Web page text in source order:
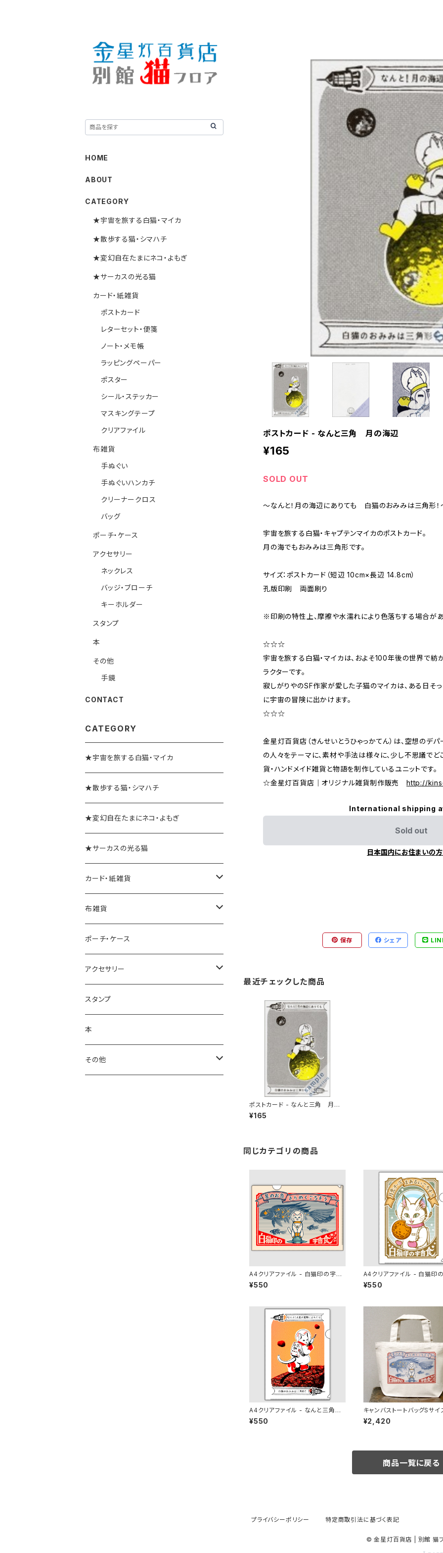
ポストカード - なんと三角 月の海辺
¥165
SOLD OUT
～なんと！月の海辺にありても 白猫のおみみは三角形！
宇宙を旅する白猫・キャプテンマイカのポストカード。
月の海でもおみみは三角形です。
サイズ：ポストカード（短辺 10cm×長辺 14.8cm）
孔版印刷 両面刷り
※印刷の特性上、摩擦や水濡れにより色落ちする場合があ
☆☆☆
宇宙を旅する白猫・マイカは、およそ100年後の世界で
ラクターです。
寂しがりやのSF作家が愛した子猫のマイカは、ある日そ
に宇宙の冒険に出かけます。
☆☆☆
金星灯百貨店（きんせいとうひゃっかてん）は、空想のデ
の人々をテーマに、素材や手法は様々に、少し不思議で
貨・ハンドメイド雑貨と物語を制作しているユニットです。
☆金星灯百貨店｜オリジナル雑貨制作販売 http://
International shipping
Sold out
日本国内にお住まいの
保存 シェア
最近チェックした商品
ポストカード - なんと三角 月の
海辺
¥165
同じカテゴリの商品
A4クリアファイル - 白猫印の宇宙
食 おさかな味
¥550
A4クリアファイル - 白猫印
食 月光味
¥550
A4クリアファイル - なんと三角
火星探検
¥550
キャンバストートバッグSサイ
白猫印の宇宙食 おさかな味
¥2,420
商品一覧に戻る
HOME
ABOUT
CATEGORY
★宇宙を旅する白猫・マイカ
★散歩する猫・シマハチ
★変幻自在たまにネコ・よもぎ
★サーカスの光る猫
カード・紙雑貨
ポストカード
レターセット・便箋
ノート・メモ帳
ラッピングペーパー
ポスター
シール・ステッカー
マスキングテープ
クリアファイル
布雑貨
手ぬぐい
手ぬぐいハンカチ
クリーナークロス
バッグ
ポーチ・ケース
アクセサリー
ネックレス
バッジ・ブローチ
キーホルダー
スタンプ
本
その他
手鏡
CONTACT
CATEGORY
★宇宙を旅する白猫・マイカ
★散歩する猫・シマハチ
★変幻自在たまにネコ・よもぎ
★サーカスの光る猫
カード・紙雑貨
ポストカード
レターセット・便箋
ノート・メモ帳
ラッピングペーパー
ポスター
シール・ステッカー
布雑貨
手ぬぐい
手ぬぐいハンカチ
クリーナークロス
バッグ
ポーチ・ケース
アクセサリー
ネックレス
バッジ・ブローチ
キーホルダー
スタンプ
本
その他
プライバシーポリシー 特定商取引法に基づく表記
© 金星灯百貨店 | 別館 猫